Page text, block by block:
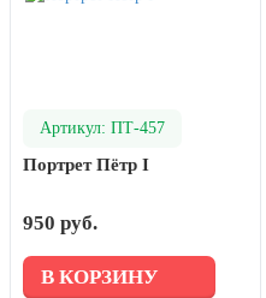
Артикул: ПТ-457
Портрет Пётр I
950 руб.
В КОРЗИНУ